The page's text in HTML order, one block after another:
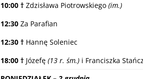
10:00 † Zdzisława Piotrowskiego (im.)
12:30 Za Parafian
12:30 † Hannę Soleniec
18:00 † Józefę (13 r. śm.) i Franciszka